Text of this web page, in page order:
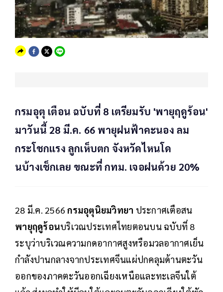
กรมอุตุ เตือน ฉบับที่ 8 เตรียมรับ 'พายุฤดูร้อน'
มาวันนี้ 28 มี.ค. 66 พายุฝนฟ้าคะนอง ลม
กระโชกแรง ลูกเห็บตก จังหวัดไหนโด
นบ้างเช็กเลย ขณะที่ กทม. เจอฝนด้วย 20%
28 มี.ค. 2566กรมอุตุนิยมวิทยา ประกาศเตือสน
พายุฤดูร้อนบริเวณประเทศไทยตอนบน ฉบับที่ 8
ระบุว่าบริเวณความกดอากาศสูงหรือมวลอากาศเย็น
กำลังปานกลางจากประเทศจีนแผ่ปกคลุมด้านตะวัน
ออกของภาคตะวันออกเฉียงเหนือและทะเลจีนใต้